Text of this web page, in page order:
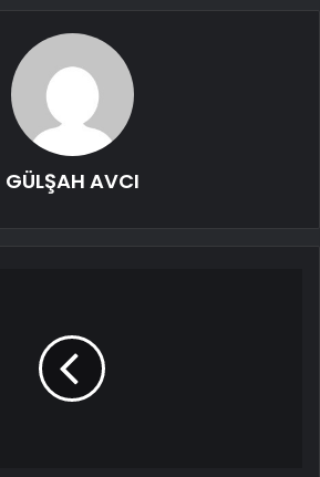
GÜLŞAH AVCI